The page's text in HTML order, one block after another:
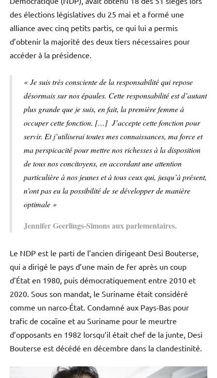
des élections législatives du 25 mai et a formé une
alliance avec cinq petits partis, ce qui lui a permis
d’obtenir la majorité des deux tiers nécessaires pour
accéder à la présidence.
« Je suis très consciente de la responsabilité qui repose
désormais sur nos épaules. Cette responsabilité est d’autant
plus grande que je suis, en fait, la première femme à
occuper cette fonction. […] J’accepte cette fonction pour
servir. Et j’utiliserai toutes mes connaissances, ma force et
ma perspicacité pour mettre nos richesses à la disposition
de tous nos concitoyens, en accordant une attention
particulière à nos jeunes et à tous ceux qui, jusqu’à présent,
n’ont pas eu la possibilité de se développer de manière
optimale »
Jennifer Geerlings-Simons aux parlementaires.
Le NDP est le parti de l’ancien dirigeant Desi Bouterse,
qui a dirigé le pays d’une main de fer après un coup
d’État en 1980, puis démocratiquement entre 2010 et
2020. Sous son mandat, le Suriname était considéré
comme un narco-État. Condamné aux Pays-Bas pour
trafic de cocaïne et au Suriname pour le meurtre
d’opposants en 1982 lorsqu’il était chef de la junte, Desi
Bouterse est décédé en décembre dans la clandestinité.